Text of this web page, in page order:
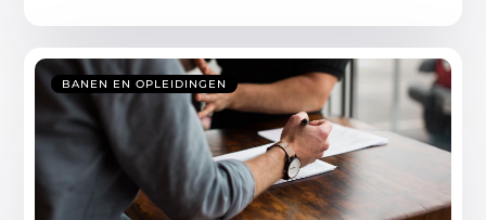
BANEN EN OPLEIDINGEN